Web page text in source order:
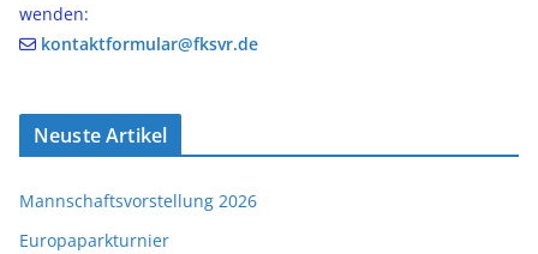
wenden:
kontaktformular@fksvr.de
Neuste Artikel
Mannschaftsvorstellung 2026
Europaparkturnier